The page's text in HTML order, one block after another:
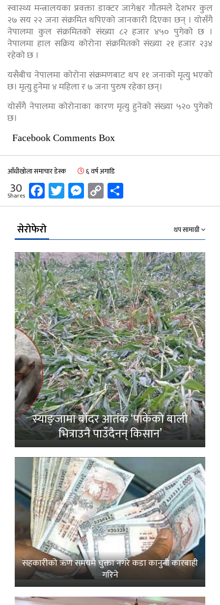
स्वास्थ्य मन्त्रालयका प्रवक्ता डाक्टर जागेश्वर गौतमले देशभर कुल
२७ सय २२ जना संक्रमित थपिएको जानकारी दिएका छन् । योसँगै
नेपालमा कुल संक्रमितको संख्या ८२ हजार ४५० पुगेको छ ।
नेपालमा हाल सक्रिय कोरोना संक्रमितको संख्या २१ हजार २३४
रहेको छ ।
यसैबीच नेपालमा कोरोना संक्रमणबाट थप ११ जनाको मृत्यु भएको
छ। मृत्यु हुनेमा ४ महिला र ७ जना पुरुष रहेका छन्।
योसँगै नेपालमा कोरोनाका कारण मृत्यु हुनेको संख्या ५२० पुगेको
छ।
Facebook Comments Box
आँधीखोला समाचार डेस्क ६ वर्ष अगाडि
30
Shares Facebook
Twitter
Messenger
Copy
Link
सेरोफेरो थप सामाग्री
स्याङ्जामा बाँदर आतंक ‘पाकेको बाली
भित्राउनै पाउँदैनन् किसान’
सहकारीको ऋण समयमै चुक्ता नगरे कडा कानुनी कारबाही
गरिने